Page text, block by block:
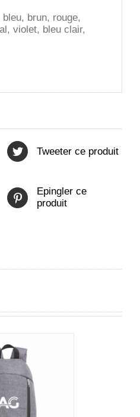
brun, rouge,
violet, bleu clair,
Tweeter ce produit
Epingler ce
produit